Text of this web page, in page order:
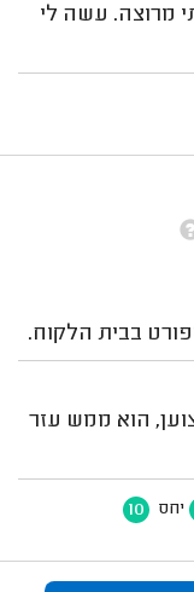
מרוצה. עשה לי
בבית הלקוח.
הוא ממש עזר
יחס 10